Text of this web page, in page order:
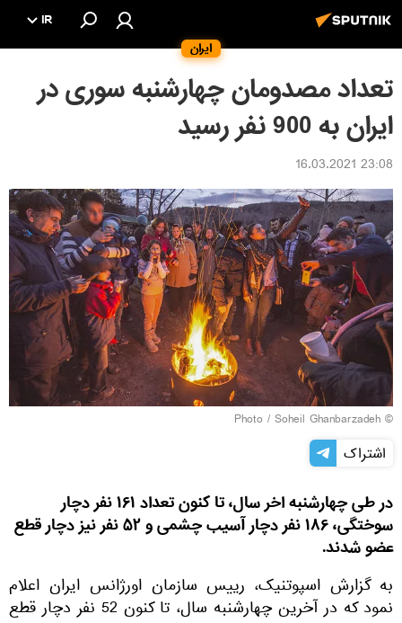
ایران
IR
تعداد مصدومان چهارشنبه سوری در
ایران به 900 نفر رسيد
23:08 16.03.2021
© Photo / Soheil Ghanbarzadeh
اشتراک
در طی چهارشنبه اخر سال، تا کنون تعداد ١۶١ نفر دچار
سوختگى، ١٨۶ نفر دچار آسيب چشمى و ۵٢ نفر نيز دچار قطع
عضو شدند.
به گزارش اسپوتنیک، رييس سازمان اورژانس ایران اعلام
نمود که در آخرین چهارشنبه سال، تا کنون 52 نفر دچار قطع